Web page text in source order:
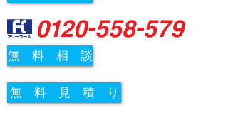
無 料 相 談
無 料 見 積 り